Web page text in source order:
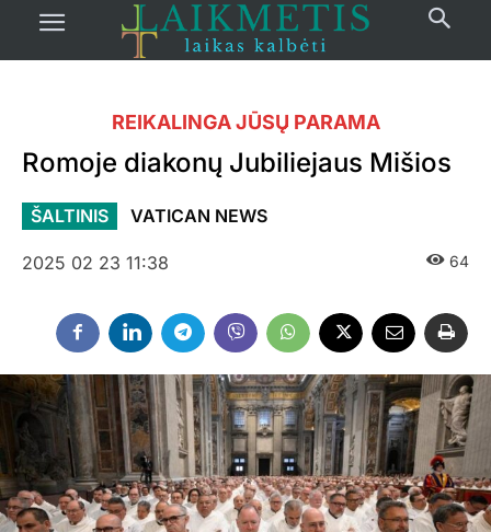
REIKALINGA JŪSŲ PARAMA
Romoje diakonų Jubiliejaus Mišios
ŠALTINIS VATICAN NEWS
2025 02 23 11:38 64